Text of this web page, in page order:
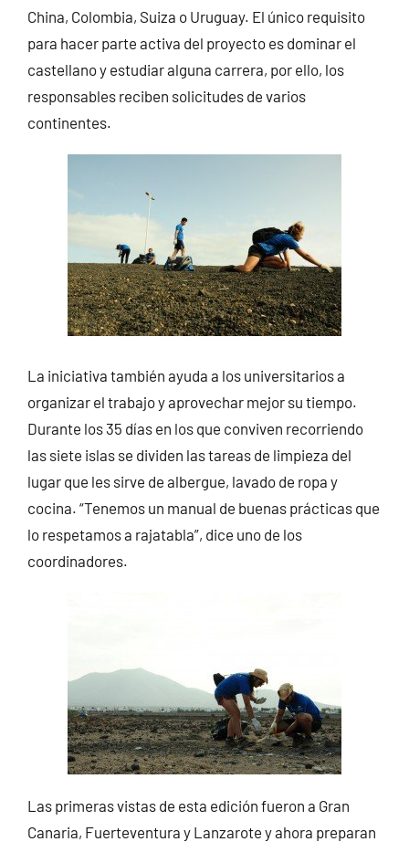
China, Colombia, Suiza o Uruguay. El único requisito
para hacer parte activa del proyecto es dominar el
castellano y estudiar alguna carrera, por ello, los
responsables reciben solicitudes de varios
continentes.
La iniciativa también ayuda a los universitarios a
organizar el trabajo y aprovechar mejor su tiempo.
Durante los 35 días en los que conviven recorriendo
las siete islas se dividen las tareas de limpieza del
lugar que les sirve de albergue, lavado de ropa y
cocina. “Tenemos un manual de buenas prácticas que
lo respetamos a rajatabla”, dice uno de los
coordinadores.
Las primeras vistas de esta edición fueron a Gran
Canaria, Fuerteventura y Lanzarote y ahora preparan